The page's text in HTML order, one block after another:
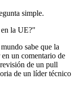
simple.
la UE?"
sabe que la
en un comentario de
de un pull
de un líder técnico